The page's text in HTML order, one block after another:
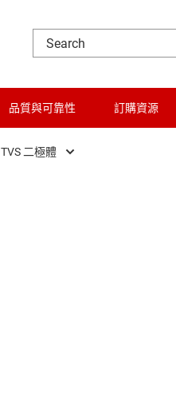
品質與可靠性 訂購資源
TVS 二極體